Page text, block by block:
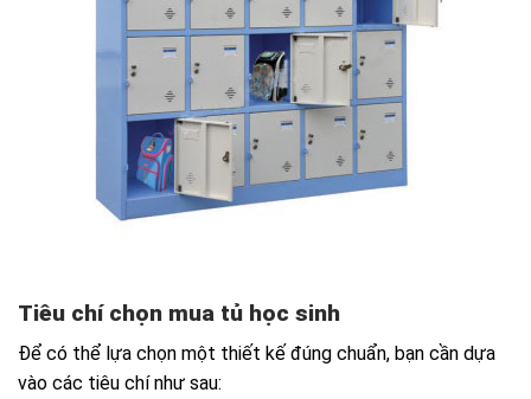
Tiêu chí chọn mua tủ học sinh
Để có thể lựa chọn một thiết kế đúng chuẩn, bạn cần dựa
vào các tiêu chí như sau: